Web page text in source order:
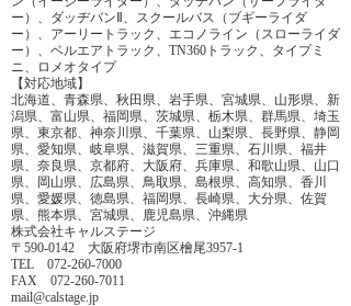
ー）、ダッヂバンⅡ、スクールバス（ブギーライダ
ー）、アーリートラック、エコノライン（スローライダ
ー）、ベルエアトラック、TN360トラック、タイプミ
ニ、ロメオタイプ
【対応地域】
北海道、青森県、秋田県、岩手県、宮城県、山形県、新
潟県、富山県、福岡県、茨城県、栃木県、群馬県、埼玉
県、東京都、神奈川県、千葉県、山梨県、長野県、静岡
県、愛知県、岐阜県、滋賀県、三重県、石川県、福井
県、奈良県、京都府、大阪府、兵庫県、和歌山県、山口
県、岡山県、広島県、鳥取県、島根県、高知県、香川
県、愛媛県、徳島県、福岡県、長崎県、大分県、佐賀
県、熊本県、宮城県、鹿児島県、沖縄県
株式会社キャルステージ
〒590-0142 大阪府堺市南区檜尾3957-1
TEL 072-260-7000
FAX 072-260-7011
mail@calstage.jp